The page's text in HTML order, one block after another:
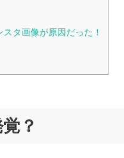
タ画像が原因だった！
？